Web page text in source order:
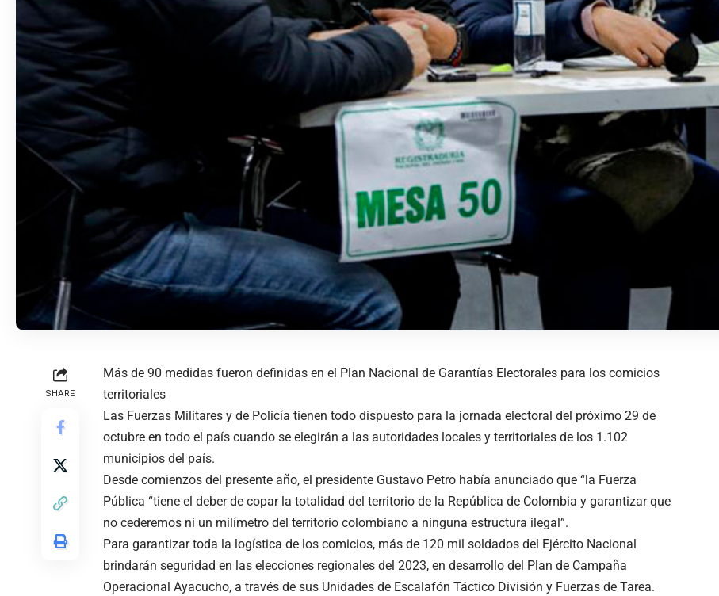
SHARE
Más de 90 medidas fueron definidas en el Plan Nacional de Garantías Electorales para los comicios
territoriales
Las Fuerzas Militares y de Policía tienen todo dispuesto para la jornada electoral del próximo 29 de
octubre en todo el país cuando se elegirán a las autoridades locales y territoriales de los 1.102
municipios del país.
Desde comienzos del presente año, el presidente Gustavo Petro había anunciado que “la Fuerza
Pública “tiene el deber de copar la totalidad del territorio de la República de Colombia y garantizar que
no cederemos ni un milímetro del territorio colombiano a ninguna estructura ilegal”.
Para garantizar toda la logística de los comicios, más de 120 mil soldados del Ejército Nacional
brindarán seguridad en las elecciones regionales del 2023, en desarrollo del Plan de Campaña
Operacional Ayacucho, a través de sus Unidades de Escalafón Táctico División y Fuerzas de Tarea.